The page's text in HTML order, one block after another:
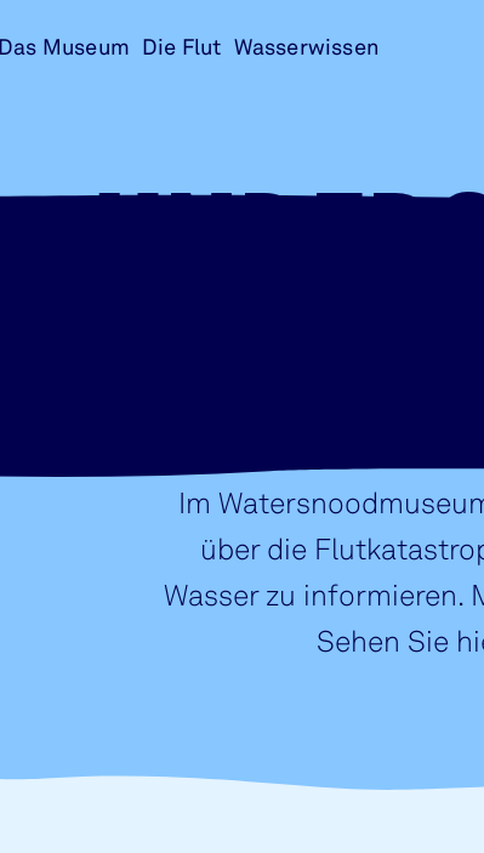
Das Museum Die Flut Wasserwissen
Im
über die
Wasser zu informieren.
Sehen Sie